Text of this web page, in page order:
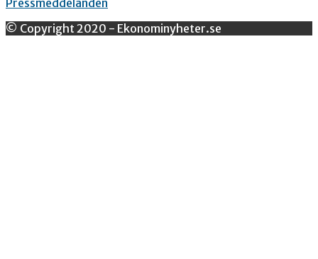
Pressmeddelanden
© Copyright 2020 - Ekonominyheter.se